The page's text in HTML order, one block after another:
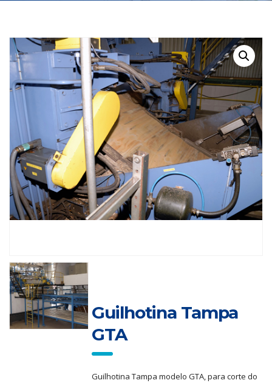
Guilhotina Tampa
GTA
Guilhotina Tampa modelo GTA, para corte do